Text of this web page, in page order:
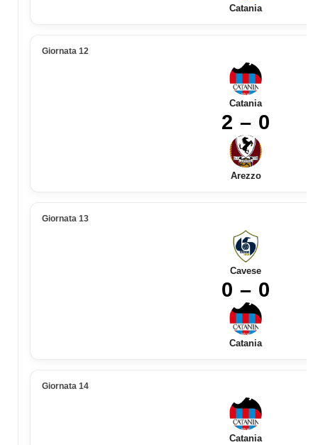
Catania
Giornata 12
Catania
2 – 0
Arezzo
Giornata 13
Cavese
0 – 0
Catania
Giornata 14
Catania